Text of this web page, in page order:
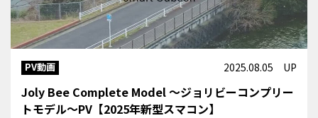
PV動画 2025.08.05 UP
Joly Bee Complete Model ～ジョリビーコンプリー
トモデル～PV【2025年新型スマコン】